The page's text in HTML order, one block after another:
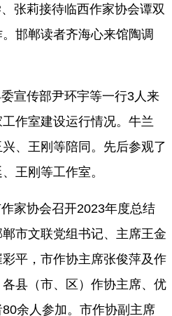
张莉接待临西作家协会谭双
邯郸读者齐海心来馆陶调
宣传部尹环宇等一行3人来
作室建设运行情况。牛兰
、王刚等陪同。先后参观了
王刚等工作室。
家协会召开2023年度总结
市文联党组书记、主席王金
平，市作协主席张俊萍及作
县（市、区）作协主席、优
余人参加。市作协副主席